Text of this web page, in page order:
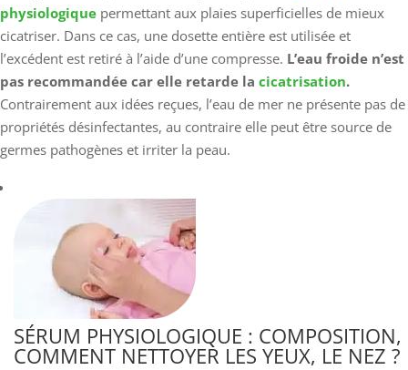
physiologique permettant aux plaies superficielles de mieux
cicatriser. Dans ce cas, une dosette entière est utilisée et
l’excédent est retiré à l’aide d’une compresse. L’eau froide n’est
pas recommandée car elle retarde la cicatrisation.
Contrairement aux idées reçues, l’eau de mer ne présente pas de
propriétés désinfectantes, au contraire elle peut être source de
germes pathogènes et irriter la peau.
SÉRUM PHYSIOLOGIQUE : COMPOSITION,
COMMENT NETTOYER LES YEUX, LE NEZ ?